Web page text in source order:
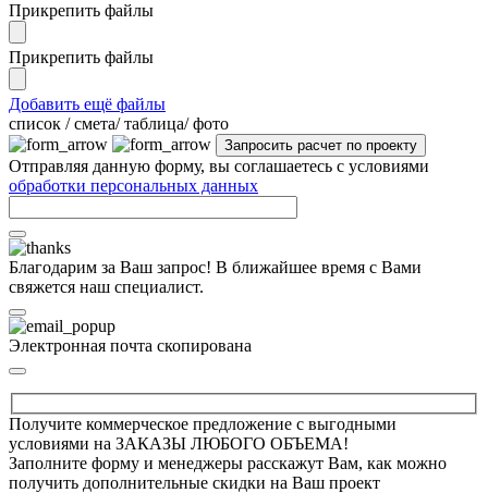
Прикрепить файлы
Прикрепить файлы
Добавить ещё файлы
cписок / смета/ таблица/ фото
Отправляя данную форму, вы соглашаетесь с условиями
обработки персональных данных
Благодарим за Ваш запрос! В ближайшее время с Вами
свяжется наш специалист.
Электронная почта скопирована
Получите коммерческое предложение с выгодными
условиями на ЗАКАЗЫ ЛЮБОГО ОБЪЕМА!
Заполните форму и менеджеры расскажут Вам, как можно
получить дополнительные скидки на Ваш проект